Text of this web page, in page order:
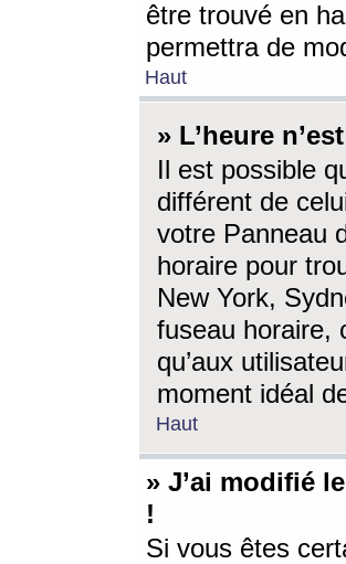
être trouvé en
permettra de
Haut
» L’heure
Il est possible
différent de
votre Panneau
horaire pour
New York,
fuseau horaire,
qu’aux
moment idéal
Haut
» J’ai modifié
!
Si vous êtes